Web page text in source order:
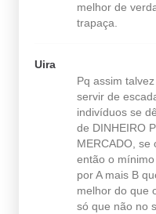
melhor de
trapaça.
Uira
Pq assim
servir de
indivíduos se
de DINHEIRO
MERCADO, se
então o
por A mais B
melhor do que
só que não no